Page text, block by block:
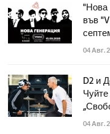
"Нова
във
04 Авг.
D2 и
04 Авг.